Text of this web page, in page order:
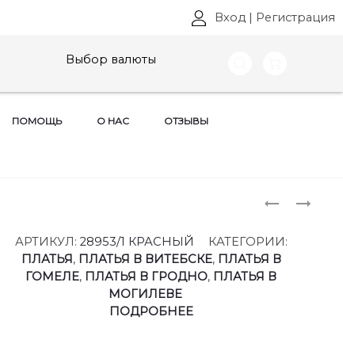
Вход | Регистрация
Выбор валюты
ПОМОЩЬ О НАС ОТЗЫВЫ
QUEEN,
АРТ:
ПЛАТЬЯ
QUEEN,
АРТ:
АРТИКУЛ: 28953/1 КРАСНЫЙ
КАТЕГОРИИ:
ПЛАТЬЯ, ПЛАТЬЯ В ВИТЕБСКЕ, ПЛАТЬЯ В
ГОМЕЛЕ, ПЛАТЬЯ В ГРОДНО, ПЛАТЬЯ В
МОГИЛЕВЕ
ПОДРОБНЕЕ